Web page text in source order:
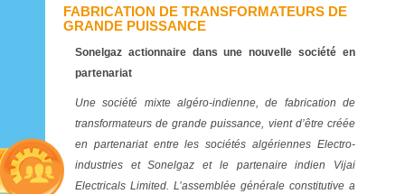
FABRICATION DE TRANSFORMATEURS DE
GRANDE PUISSANCE
Sonelgaz actionnaire dans une nouvelle société en
partenariat
Une société mixte algéro-indienne, de fabrication de
transformateurs de grande puissance, vient d’être créée
en partenariat entre les sociétés algériennes Electro-
industries et Sonelgaz et le partenaire indien Vijai
Electricals Limited. L’assemblée générale constitutive a